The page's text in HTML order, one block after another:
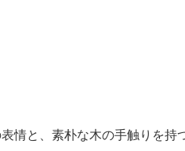
情と、素朴な木の手触りを持